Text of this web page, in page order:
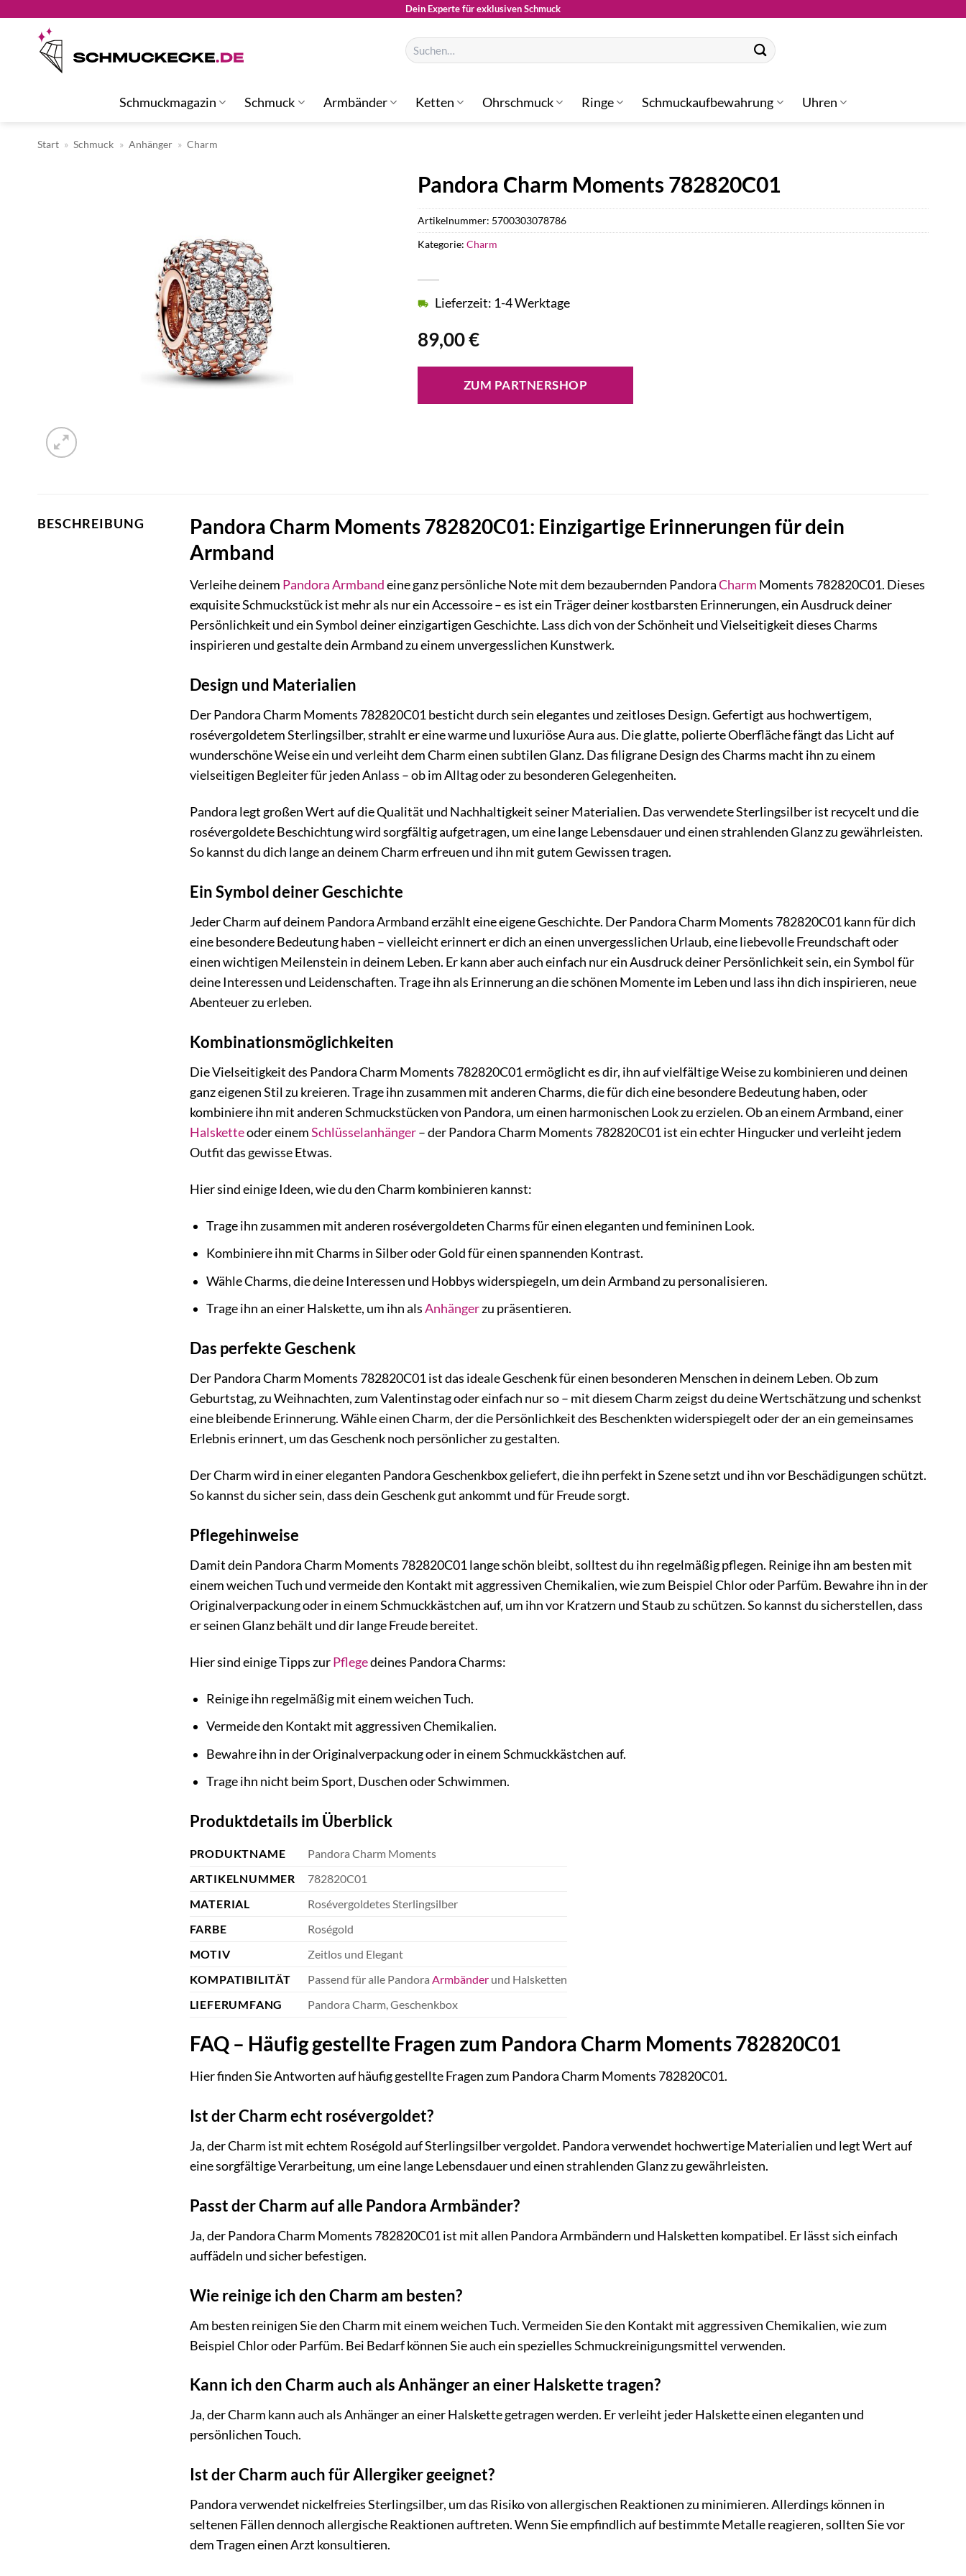
springen
Dein Experte für exklusiven Schmuck
Suchen
nach:
Schmuckmagazin Schmuck Armbänder Ketten Ohrschmuck Ringe Schmuckaufbewahrung Uhren
Start » Schmuck » Anhänger » Charm
Pandora Charm Moments 782820C01
89,00€
Lieferzeit: 1-4 Werktage
ZUM PARTNERSHOP
Artikelnummer: 5700303078786
Kategorie:Charm
BESCHREIBUNG
Pandora Charm Moments 782820C01: Einzigartige Erinnerungen für dein
Armband
Verleihe deinem PandoraArmbandeine ganz persönliche Note mit dem bezaubernden PandoraCharm Moments 782820C01. Dieses
exquisite Schmuckstück ist mehr als nur ein Accessoire – es ist ein Träger deiner kostbarsten Erinnerungen, ein Ausdruck deiner
Persönlichkeit und ein Symbol deiner einzigartigen Geschichte. Lass dich von der Schönheit und Vielseitigkeit dieses Charms
inspirieren und gestalte dein Armband zu einem unvergesslichen Kunstwerk.
Design und Materialien
Der Pandora Charm Moments 782820C01 besticht durch sein elegantes und zeitloses Design. Gefertigt aus hochwertigem,
rosévergoldetem Sterlingsilber, strahlt er eine warme und luxuriöse Aura aus. Die glatte, polierte Oberfläche fängt das Licht auf
wunderschöne Weise ein und verleiht dem Charm einen subtilen Glanz. Das filigrane Design des Charms macht ihn zu einem
vielseitigen Begleiter für jeden Anlass – ob im Alltag oder zu besonderen Gelegenheiten.
Pandora legt großen Wert auf die Qualität und Nachhaltigkeit seiner Materialien. Das verwendete Sterlingsilber ist recycelt und die
rosévergoldete Beschichtung wird sorgfältig aufgetragen, um eine lange Lebensdauer und einen strahlenden Glanz zu gewährleisten.
So kannst du dich lange an deinem Charm erfreuen und ihn mit gutem Gewissen tragen.
Ein Symbol deiner Geschichte
Jeder Charm auf deinem Pandora Armband erzählt eine eigene Geschichte. Der Pandora Charm Moments 782820C01 kann für dich
eine besondere Bedeutung haben – vielleicht erinnert er dich an einen unvergesslichen Urlaub, eine liebevolle Freundschaft oder
einen wichtigen Meilenstein in deinem Leben. Er kann aber auch einfach nur ein Ausdruck deiner Persönlichkeit sein, ein Symbol für
deine Interessen und Leidenschaften. Trage ihn als Erinnerung an die schönen Momente im Leben und lass ihn dich inspirieren, neue
Abenteuer zu erleben.
Kombinationsmöglichkeiten
Die Vielseitigkeit des Pandora Charm Moments 782820C01 ermöglicht es dir, ihn auf vielfältige Weise zu kombinieren und deinen
ganz eigenen Stil zu kreieren. Trage ihn zusammen mit anderen Charms, die für dich eine besondere Bedeutung haben, oder
kombiniere ihn mit anderen Schmuckstücken von Pandora, um einen harmonischen Look zu erzielen. Ob an einem Armband, einer
Halsketteoder einemSchlüsselanhänger– der Pandora Charm Moments 782820C01 ist ein echter Hingucker und verleiht jedem
Outfit das gewisse Etwas.
Hier sind einige Ideen, wie du den Charm kombinieren kannst:
Trage ihn zusammen mit anderen rosévergoldeten Charms für einen eleganten und femininen Look.
Kombiniere ihn mit Charms in Silber oder Gold für einen spannenden Kontrast.
Wähle Charms, die deine Interessen und Hobbys widerspiegeln, um dein Armband zu personalisieren.
Trage ihn an einer Halskette, um ihn alsAnhängerzu präsentieren.
Das perfekte Geschenk
Der Pandora Charm Moments 782820C01 ist das ideale Geschenk für einen besonderen Menschen in deinem Leben. Ob zum
Geburtstag, zu Weihnachten, zum Valentinstag oder einfach nur so – mit diesem Charm zeigst du deine Wertschätzung und schenkst
eine bleibende Erinnerung. Wähle einen Charm, der die Persönlichkeit des Beschenkten widerspiegelt oder der an ein gemeinsames
Erlebnis erinnert, um das Geschenk noch persönlicher zu gestalten.
Der Charm wird in einer eleganten Pandora Geschenkbox geliefert, die ihn perfekt in Szene setzt und ihn vor Beschädigungen schützt.
So kannst du sicher sein, dass dein Geschenk gut ankommt und für Freude sorgt.
Pflegehinweise
Damit dein Pandora Charm Moments 782820C01 lange schön bleibt, solltest du ihn regelmäßig pflegen. Reinige ihn am besten mit
einem weichen Tuch und vermeide den Kontakt mit aggressiven Chemikalien, wie zum Beispiel Chlor oder Parfüm. Bewahre ihn in der
Originalverpackung oder in einem Schmuckkästchen auf, um ihn vor Kratzern und Staub zu schützen. So kannst du sicherstellen, dass
er seinen Glanz behält und dir lange Freude bereitet.
Hier sind einige Tipps zurPflegedeines Pandora Charms:
Reinige ihn regelmäßig mit einem weichen Tuch.
Vermeide den Kontakt mit aggressiven Chemikalien.
Bewahre ihn in der Originalverpackung oder in einem Schmuckkästchen auf.
Trage ihn nicht beim Sport, Duschen oder Schwimmen.
Produktdetails im Überblick
PRODUKTNAME
Pandora Charm Moments
ARTIKELNUMMER
782820C01
MATERIAL
Rosévergoldetes Sterlingsilber
FARBE
Roségold
MOTIV
Zeitlos und Elegant
KOMPATIBILITÄT
Passend für alle Pandora Armbänderund Halsketten
LIEFERUMFANG
Pandora Charm, Geschenkbox
FAQ – Häufig gestellte Fragen zum Pandora Charm Moments 782820C01
Hier finden Sie Antworten auf häufig gestellte Fragen zum Pandora Charm Moments 782820C01.
Ist der Charm echt rosévergoldet?
Ja, der Charm ist mit echtem Roségold auf Sterlingsilber vergoldet. Pandora verwendet hochwertige Materialien und legt Wert auf
eine sorgfältige Verarbeitung, um eine lange Lebensdauer und einen strahlenden Glanz zu gewährleisten.
Passt der Charm auf alle Pandora Armbänder?
Ja, der Pandora Charm Moments 782820C01 ist mit allen Pandora Armbändern und Halsketten kompatibel. Er lässt sich einfach
auffädeln und sicher befestigen.
Wie reinige ich den Charm am besten?
Am besten reinigen Sie den Charm mit einem weichen Tuch. Vermeiden Sie den Kontakt mit aggressiven Chemikalien, wie zum
Beispiel Chlor oder Parfüm. Bei Bedarf können Sie auch ein spezielles Schmuckreinigungsmittel verwenden.
Kann ich den Charm auch als Anhänger an einer Halskette tragen?
Ja, der Charm kann auch als Anhänger an einer Halskette getragen werden. Er verleiht jeder Halskette einen eleganten und
persönlichen Touch.
Ist der Charm auch für Allergiker geeignet?
Pandora verwendet nickelfreies Sterlingsilber, um das Risiko von allergischen Reaktionen zu minimieren. Allerdings können in
seltenen Fällen dennoch allergische Reaktionen auftreten. Wenn Sie empfindlich auf bestimmte Metalle reagieren, sollten Sie vor
dem Tragen einen Arzt konsultieren.